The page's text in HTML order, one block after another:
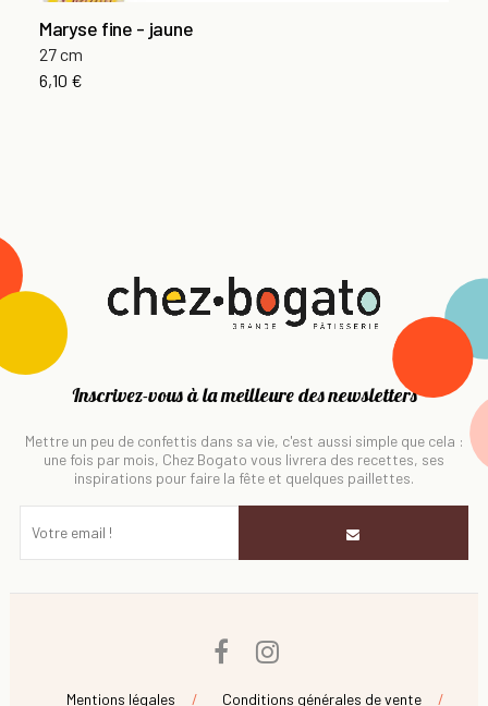
Maryse fine - jaune
27 cm
6,10 €
Inscrivez-vous à la meilleure des newsletters
Mettre un peu de confettis dans sa vie, c'est aussi simple que cela :
une fois par mois, Chez Bogato vous livrera des recettes, ses
inspirations pour faire la fête et quelques paillettes.
Facebook
Mentions légales Conditions générales de vente